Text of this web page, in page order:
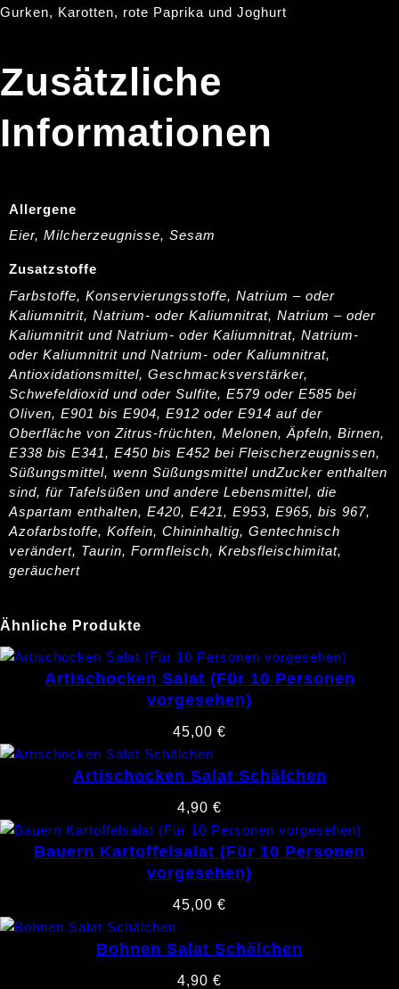
Gurken, Karotten, rote Paprika und Joghurt
Zusätzliche
Informationen
Allergene
Eier, Milcherzeugnisse, Sesam
Zusatzstoffe
Farbstoffe, Konservierungsstoffe, Natrium – oder
Kaliumnitrit, Natrium- oder Kaliumnitrat, Natrium – oder
Kaliumnitrit und Natrium- oder Kaliumnitrat, Natrium-
oder Kaliumnitrit und Natrium- oder Kaliumnitrat,
Antioxidationsmittel, Geschmacksverstärker,
Schwefeldioxid und oder Sulfite, E579 oder E585 bei
Oliven, E901 bis E904, E912 oder E914 auf der
Oberfläche von Zitrus-früchten, Melonen, Äpfeln, Birnen,
E338 bis E341, E450 bis E452 bei Fleischerzeugnissen,
Süßungsmittel, wenn Süßungsmittel undZucker enthalten
sind, für Tafelsüßen und andere Lebensmittel, die
Aspartam enthalten, E420, E421, E953, E965, bis 967,
Azofarbstoffe, Koffein, Chininhaltig, Gentechnisch
verändert, Taurin, Formfleisch, Krebsfleischimitat,
geräuchert
Ähnliche Produkte
Artischocken Salat (Für 10 Personen
vorgesehen)
45,00 €
Artischocken Salat Schälchen
4,90 €
Bauern Kartoffelsalat (Für 10 Personen
vorgesehen)
45,00 €
Bohnen Salat Schälchen
4,90 €